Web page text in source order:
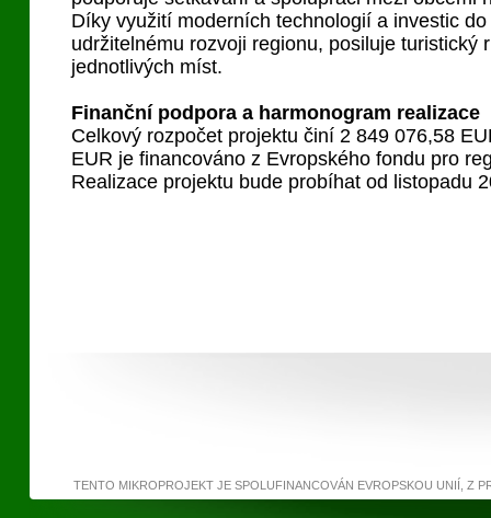
Díky využití moderních technologií a investic
udržitelnému rozvoji regionu, posiluje turistický
jednotlivých míst.
Finanční podpora a harmonogram realizace
Celkový rozpočet projektu činí 2 849 076,58
EUR je financováno z Evropského fondu pro
Realizace projektu bude probíhat od listopadu
TENTO MIKROPROJEKT JE SPOLUFINANCOVÁN EVROPSKOU UNIÍ, Z